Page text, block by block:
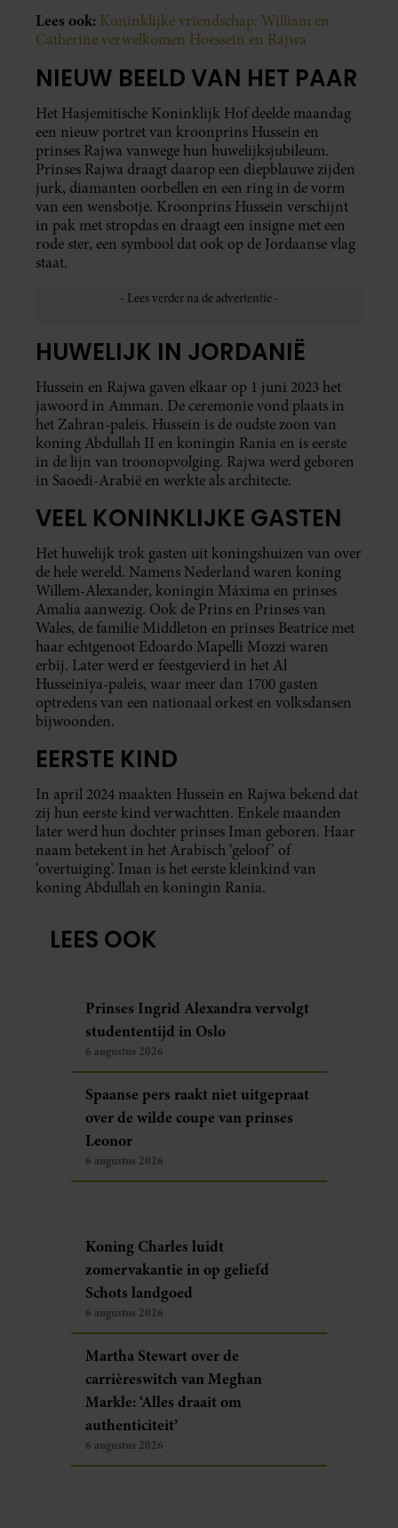
Lees ook: Koninklijke vriendschap: William en
Catherine verwelkomen Hoessein en Rajwa
NIEUW BEELD VAN HET PAAR
Het Hasjemitische Koninklijk Hof deelde maandag
een nieuw portret van kroonprins Hussein en
prinses Rajwa vanwege hun huwelijksjubileum.
Prinses Rajwa draagt daarop een diepblauwe zijden
jurk, diamanten oorbellen en een ring in de vorm
van een wensbotje. Kroonprins Hussein verschijnt
in pak met stropdas en draagt een insigne met een
rode ster, een symbool dat ook op de Jordaanse vlag
staat.
HUWELIJK IN JORDANIË
Hussein en Rajwa gaven elkaar op 1 juni 2023 het
jawoord in Amman. De ceremonie vond plaats in
het Zahran-paleis. Hussein is de oudste zoon van
koning Abdullah II en koningin Rania en is eerste
in de lijn van troonopvolging. Rajwa werd geboren
in Saoedi-Arabië en werkte als architecte.
VEEL KONINKLIJKE GASTEN
Het huwelijk trok gasten uit koningshuizen van over
de hele wereld. Namens Nederland waren koning
Willem-Alexander, koningin Máxima en prinses
Amalia aanwezig. Ook de Prins en Prinses van
Wales, de familie Middleton en prinses Beatrice met
haar echtgenoot Edoardo Mapelli Mozzi waren
erbij. Later werd er feestgevierd in het Al
Husseiniya-paleis, waar meer dan 1700 gasten
optredens van een nationaal orkest en volksdansen
bijwoonden.
EERSTE KIND
In april 2024 maakten Hussein en Rajwa bekend dat
zij hun eerste kind verwachtten. Enkele maanden
later werd hun dochter prinses Iman geboren. Haar
naam betekent in het Arabisch ‘geloof’ of
‘overtuiging’. Iman is het eerste kleinkind van
koning Abdullah en koningin Rania.
LEES OOK
Prinses Ingrid Alexandra vervolgt
studententijd in Oslo
6 augustus 2026
Spaanse pers raakt niet uitgepraat
over de wilde coupe van prinses
Leonor
6 augustus 2026
Koning Charles luidt
zomervakantie in op geliefd
Schots landgoed
6 augustus 2026
Martha Stewart over de
carrièreswitch van Meghan
Markle: ‘Alles draait om
authenticiteit’
6 augustus 2026